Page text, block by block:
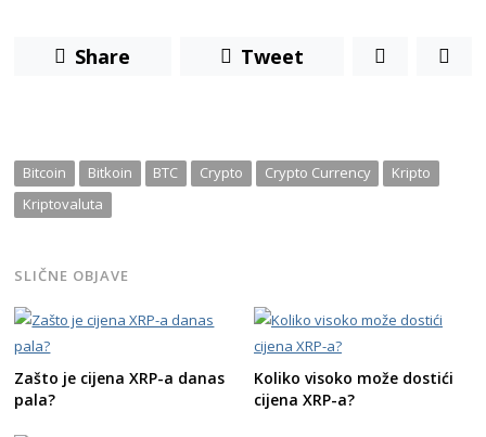
Share Tweet
Bitcoin Bitkoin BTC Crypto Crypto Currency
Kripto
Kriptovaluta
SLIČNE OBJAVE
Zašto je cijena XRP-a danas
pala?
Koliko visoko može dostići
cijena XRP-a?